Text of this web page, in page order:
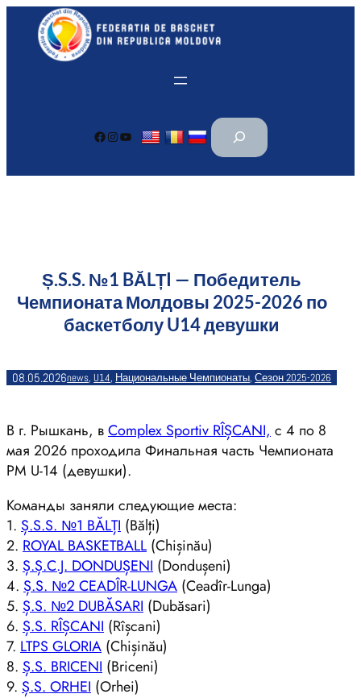
Перейти
содержимому
Facebook Instagram YouTube
П
и
Ș.S.S. №1 BĂLȚI — Победитель
Чемпионата Молдовы 2025-2026 по
баскетболу U14 девушки
08.05.2026news, U14, Национальные Чемпионаты, Сезон 2025-2026
В г. Рышкань, вComplex Sportiv RÎȘCANI, с 4 по 8
мая 2026 проходила Финальная часть Чемпионата
РМ U-14 (девушки).
Команды заняли следующие места:
1. Ș.S.S. №1 BĂLȚI (Bălți)
2. ROYAL BASKETBALL (Chișinău)
3. Ș.Ș.C.J. DONDUȘENI (Dondușeni)
4. Ș.S. №2 CEADÎR-LUNGA (Ceadîr-Lunga)
5. Ș.S. №2 DUBĂSARI (Dubăsari)
6. Ș.S. RÎȘCANI (Rîșcani)
7. LTPS GLORIA (Chișinău)
8. Ș.S. BRICENI (Briceni)
9. Ș.S. ORHEI (Orhei)